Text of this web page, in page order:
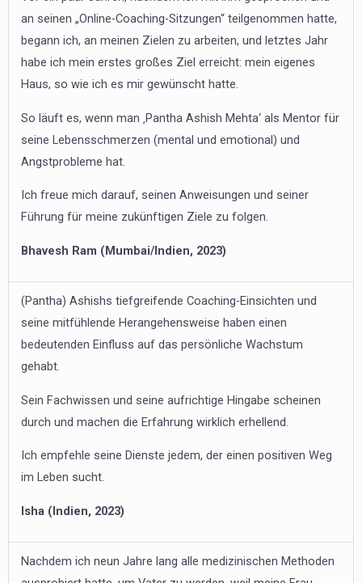
an seinen „Online-Coaching-Sitzungen“ teilgenommen hatte,
begann ich, an meinen Zielen zu arbeiten, und letztes Jahr
habe ich mein erstes großes Ziel erreicht: mein eigenes
Haus, so wie ich es mir gewünscht hatte.
So läuft es, wenn man ‚Pantha Ashish Mehta‘ als Mentor für
seine Lebensschmerzen (mental und emotional) und
Angstprobleme hat.
Ich freue mich darauf, seinen Anweisungen und seiner
Führung für meine zukünftigen Ziele zu folgen.
Bhavesh Ram (Mumbai/Indien, 2023)
(Pantha) Ashishs tiefgreifende Coaching-Einsichten und
seine mitfühlende Herangehensweise haben einen
bedeutenden Einfluss auf das persönliche Wachstum
gehabt.
Sein Fachwissen und seine aufrichtige Hingabe scheinen
durch und machen die Erfahrung wirklich erhellend.
Ich empfehle seine Dienste jedem, der einen positiven Weg
im Leben sucht.
Isha (Indien, 2023)
Nachdem ich neun Jahre lang alle medizinischen Methoden